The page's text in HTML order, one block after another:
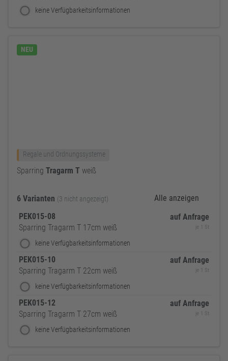
keine Verfügbarkeitsinformationen
NEU
Regale und Ordnungssysteme
Sparring Tragarm T weiß
6 Varianten (3 nicht angezeigt)
Alle anzeigen
PEK015-08
Sparring Tragarm T 17cm weiß
keine Verfügbarkeitsinformationen
auf Anfrage
je 1 St
PEK015-10
Sparring Tragarm T 22cm weiß
keine Verfügbarkeitsinformationen
auf Anfrage
je 1 St
PEK015-12
Sparring Tragarm T 27cm weiß
keine Verfügbarkeitsinformationen
auf Anfrage
je 1 St